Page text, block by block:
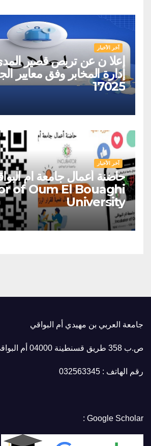
آخر الأخبار
إعلا ن عن تربص قصير
17025
آخر الأخبار
حاضنة أعمال جامعة ام
of Oum El Bouaghi
University
جامعة العربي بن مهيدي أم البواقي
ص.ب 358 طريق قسنطينة 04000 أم البواقي . الجزائر
رقم الهاتف : 032563345
Google Scholar :